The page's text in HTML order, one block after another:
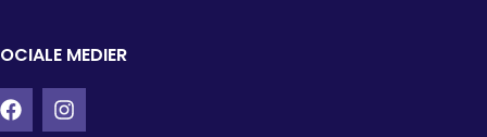
MEDIER